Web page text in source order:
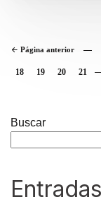
Página anterior
18 19 20 21
Buscar